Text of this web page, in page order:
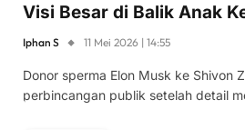
Visi Besar di Balik Anak
Iphan S 11 Mei 2026 | 14:55
Donor sperma Elon Musk ke Shivon
perbincangan publik setelah detail